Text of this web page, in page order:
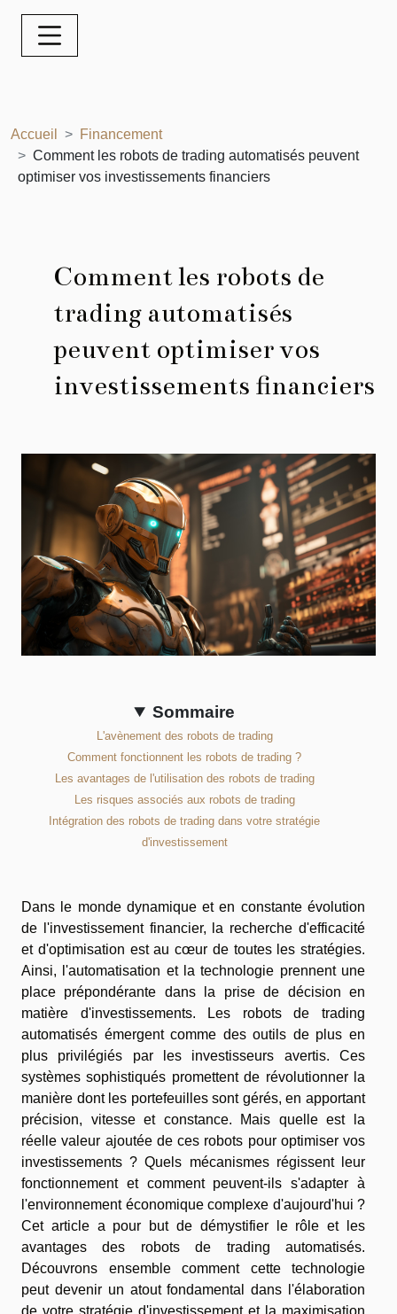
Accueil
Financement
Comment les robots de trading automatisés peuvent
optimiser vos investissements financiers
Comment les robots de
trading automatisés
peuvent optimiser vos
investissements financiers
Sommaire
L'avènement des robots de trading
Comment fonctionnent les robots de trading ?
Les avantages de l'utilisation des robots de trading
Les risques associés aux robots de trading
Intégration des robots de trading dans votre stratégie
d'investissement
Dans le monde dynamique et en constante évolution
de l'investissement financier, la recherche d'efficacité
et d'optimisation est au cœur de toutes les stratégies.
Ainsi, l'automatisation et la technologie prennent une
place prépondérante dans la prise de décision en
matière d'investissements. Les robots de trading
automatisés émergent comme des outils de plus en
plus privilégiés par les investisseurs avertis. Ces
systèmes sophistiqués promettent de révolutionner la
manière dont les portefeuilles sont gérés, en apportant
précision, vitesse et constance. Mais quelle est la
réelle valeur ajoutée de ces robots pour optimiser vos
investissements ? Quels mécanismes régissent leur
fonctionnement et comment peuvent-ils s'adapter à
l'environnement économique complexe d'aujourd'hui ?
Cet article a pour but de démystifier le rôle et les
avantages des robots de trading automatisés.
Découvrons ensemble comment cette technologie
peut devenir un atout fondamental dans l'élaboration
de votre stratégie d'investissement et la maximisation